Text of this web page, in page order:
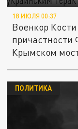
18 ИЮЛЯ 00:37
Военкор
причастности
Крымском
ПОЛИТИКА